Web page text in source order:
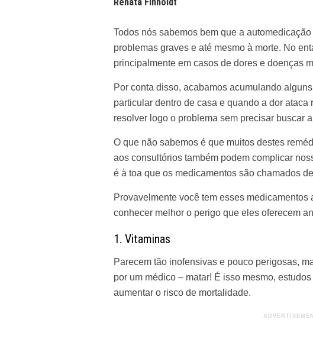
Todos nós sabemos bem que a
problemas graves e até mesmo à morte. No
principalmente em casos de dores e doenças
Por conta disso, acabamos acumulando
particular dentro de casa e quando a dor ataca
resolver logo o problema sem precisar buscar
O que não sabemos é que muitos destes
aos consultórios também podem complicar
é à toa que os medicamentos são chamados
Provavelmente você tem esses medicamentos
conhecer melhor o perigo que eles oferecem
1. Vitaminas
Parecem tão inofensivas e pouco perigosas,
por um médico – matar! É isso mesmo, estudos
aumentar o risco de mortalidade.